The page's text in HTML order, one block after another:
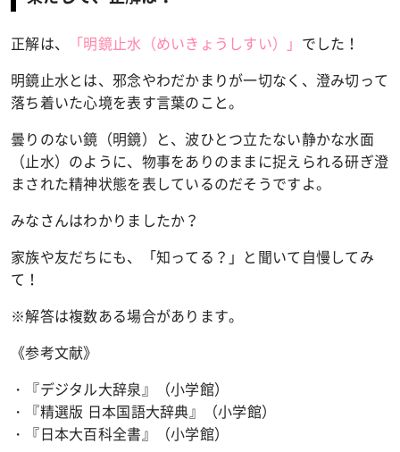
正解は、 「明鏡止水（めいきょうしすい）」 でした！
明鏡止水とは、邪念やわだかまりが一切なく、澄み切って
落ち着いた心境を表す言葉のこと。
曇りのない鏡（明鏡）と、波ひとつ立たない静かな水面
（止水）のように、物事をありのままに捉えられる研ぎ澄
まされた精神状態を表しているのだそうですよ。
みなさんはわかりましたか？
家族や友だちにも、「知ってる？」と聞いて自慢してみ
て！
※解答は複数ある場合があります。
《参考文献》
・『デジタル大辞泉』（小学館）
・『精選版 日本国語大辞典』（小学館）
・『日本大百科全書』（小学館）